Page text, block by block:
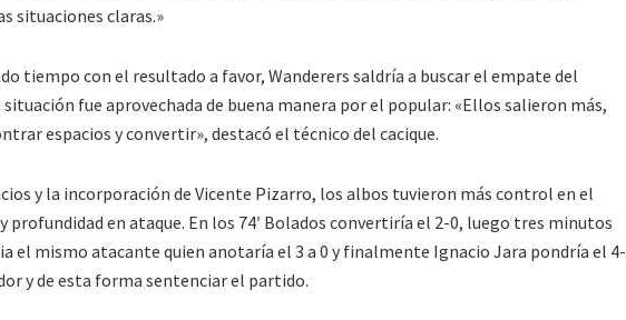
situaciones claras.»
tiempo con el resultado a favor, Wanderers saldría a buscar el empate del
fue aprovechada de buena manera por el popular: «Ellos salieron más,
espacios y convertir», destacó el técnico del cacique.
y la incorporación de Vicente Pizarro, los albos tuvieron más control en el
profundidad en ataque. En los 74′ Bolados convertiría el 2-0, luego tres minutos
el mismo atacante quien anotaría el 3 a 0 y finalmente Ignacio Jara pondría el 4-
y de esta forma sentenciar el partido.